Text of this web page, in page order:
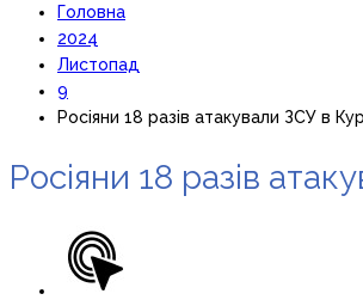
Головна
2024
Листопад
9
Росіяни 18 разів атакували ЗСУ в
Росіяни 18 разів